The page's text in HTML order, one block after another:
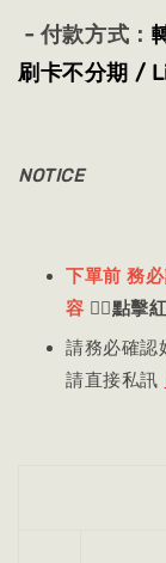
- 付款方式：
刷卡不分期 /
NOTICE
下單前 務
容 👈🏻點擊
請務必確認
請直接私訊
NIKE